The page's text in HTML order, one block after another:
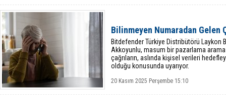
Bilinmeyen Numaradan Gelen
Bitdefender Türkiye Distribütörü Laykon
Akkoyunlu, masum bir pazarlama
çağrıların, aslında kişisel verileri
olduğu konusunda uyarıyor.
20 Kasım 2025 Perşembe 15:10